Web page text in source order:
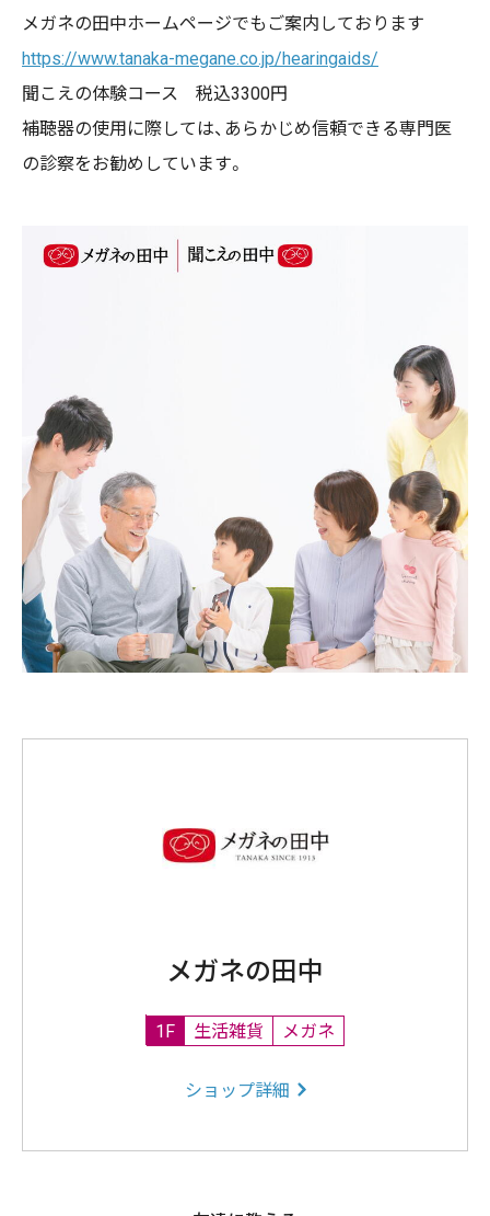
メガネの田中ホームページでもご案内しております
https://www.tanaka-megane.co.jp/hearingaids/
聞こえの体験コース 税込3300円
補聴器の使用に際しては、あらかじめ信頼できる専門医
の診察をお勧めしています。
メガネの田中
1F 生活雑貨 メガネ
ショップ詳細